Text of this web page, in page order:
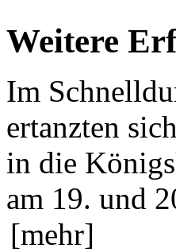
Weitere
Im
ertanzten
in die
am 19. und
[mehr]